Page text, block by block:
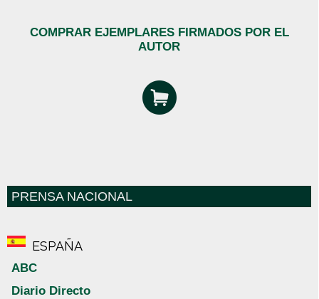
COMPRAR EJEMPLARES FIRMADOS POR EL
AUTOR
PRENSA NACIONAL
ESPAÑA
ABC
Diario Directo